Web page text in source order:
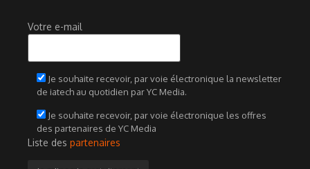
Votre e-mail
Je souhaite recevoir, par voie électronique la newsletter
de iatech au quotidien par YC Media.
Je souhaite recevoir, par voie électronique les offres
des partenaires de YC Media
Liste des partenaires